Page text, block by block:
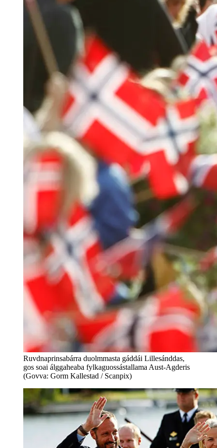
Ruvdnaprinsabárra duolmmasta gáddái Lillesánddas,
gos soai álggaheaba fylkaguossástallama Aust-Agderis
(Govva: Gorm Kallestad / Scanpix)